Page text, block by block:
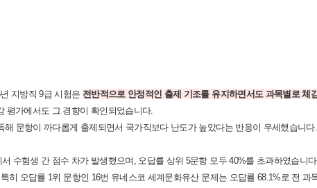
지방직 9급 시험은 전반적으로 안정적인 출제 기조를 유지하면서도 과목별로 체
평가에서도 그 경향이 확인되었습니다.
문항이 까다롭게 출제되면서 국가직보다 난도가 높았다는 반응이 우세했습니
수험생 간 점수 차가 발생했으며, 오답률 상위 5문항 모두 40%를 초과하였습니
히 오답률 1위 문항인 16번 유네스코 세계문화유산 문제는 오답률 68.1%로 전